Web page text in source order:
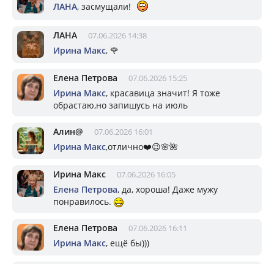
ЛАНА, засмущали!
ЛАНА 07.06.2026 14:38
Ирина Макс, 🌹
Елена Петрова 07.06.2026 15:25
Ирина Макс, красавица значит! Я тоже
обрастаю,но запишусь на июль
Алин@ 07.06.2026 16:01
Ирина Макс,отлично❤️😉🌸🌺
Ирина Макс 07.06.2026 16:05
Елена Петрова, да, хороша! Даже мужу
понравилось.
Елена Петрова 07.06.2026 16:11
Ирина Макс, ещё бы)))